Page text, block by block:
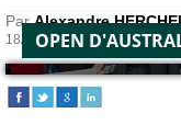
ParAlexandre
18/01/2026 à 17:20.
OPEN